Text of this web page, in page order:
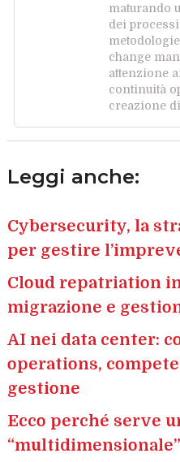
maturando
dei
change
attenzione
continuità
creazione
Leggi anche:
Cybersecurity, la
per gestire
Cloud repatriation
migrazione e
AI nei data center:
operations,
gestione
Ecco perché serve